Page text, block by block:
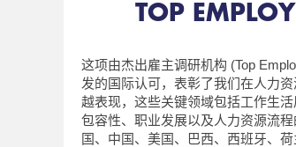
TOP
这项由杰出雇主调研机构 (Top
发的国际认可，表彰了我们在人力
越表现，这些关键领域包括工作生
包容性、职业发展以及人力资源流
国、中国、美国、巴西、西班牙、